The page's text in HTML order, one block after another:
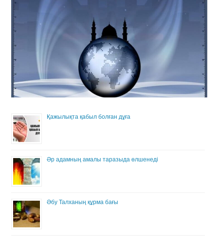
Қажылықта қабыл болған дұға
Әр адамның амалы таразыда өлшенеді
Әбу Талханың құрма бағы